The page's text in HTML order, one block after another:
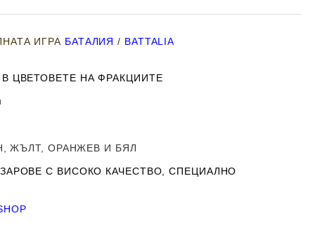
ИГРА БАТАЛИЯ / BATTALIA
ЦВЕТОВЕТЕ НА ФРАКЦИИТЕ
ЖЪЛТ, ОРАНЖЕВ И БЯЛ
С ВИСОКО КАЧЕСТВО, СПЕЦИАЛНО